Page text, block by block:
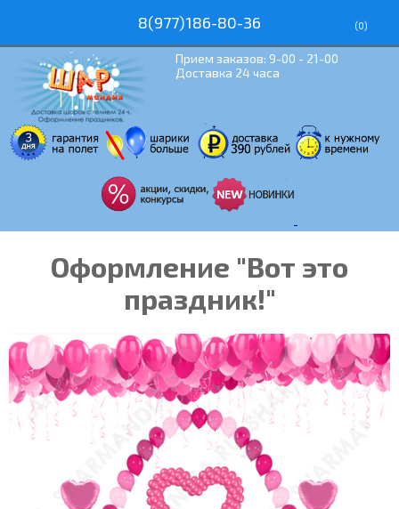
8(977)186-80-36 (0)
Прием заказов: 9-00 - 21-00
Доставка 24 часа
Оформление "Вот это
праздник!"